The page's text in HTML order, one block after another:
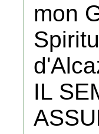
mon
IL